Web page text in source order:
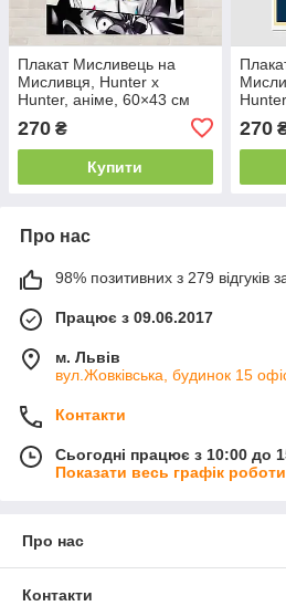
Плакат Мисливець на
Мисливця, Hunter x
Hunter, аніме, 60×43 см
270 ₴
Купити
270
Про нас
98% позитивних з 279 відгуків
Працює з 09.06.2017
м. Львів
вул.Жовківська, будинок 15
Контакти
Сьогодні працює з 10:00 до
Показати весь графік роботи
Про нас
Контакти